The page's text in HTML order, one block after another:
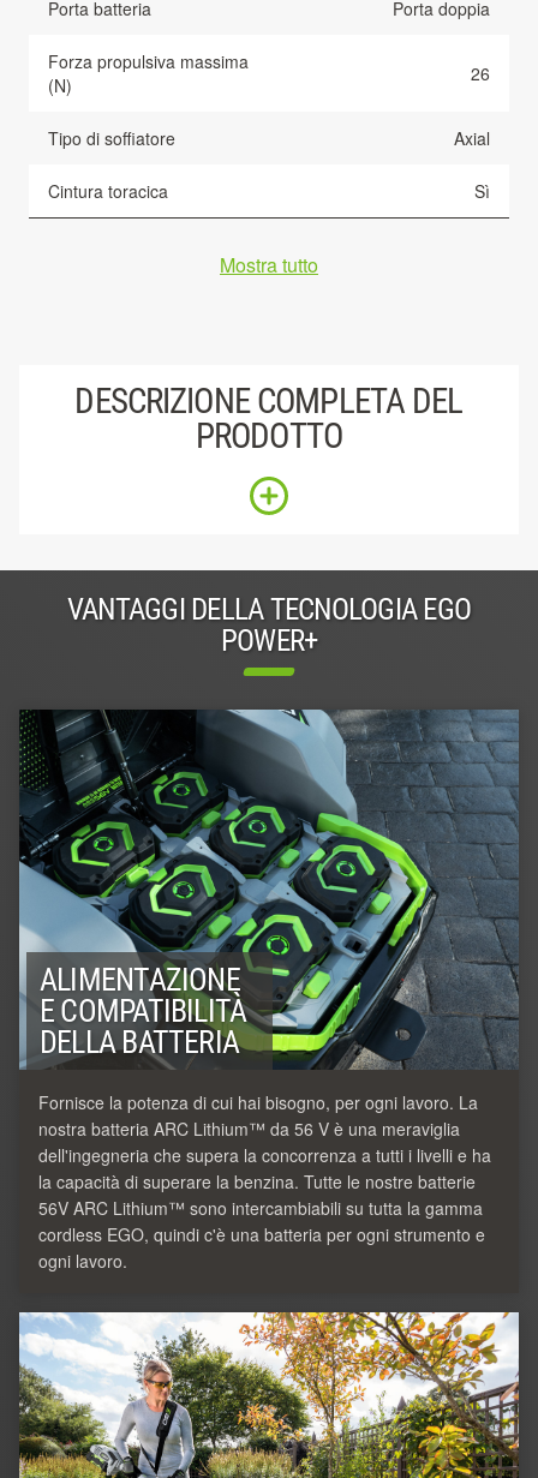
Porta batteria Porta doppia
Forza propulsiva massima
(N)
26
Tipo di soffiatore Axial
Cintura toracica Sì
Mostra tutto
DESCRIZIONE COMPLETA DEL
PRODOTTO
VANTAGGI DELLA TECNOLOGIA EGO
POWER+
ALIMENTAZIONE
E COMPATIBILITÀ
DELLA BATTERIA
Fornisce la potenza di cui hai bisogno, per ogni lavoro. La
nostra batteria ARC Lithium™ da 56 V è una meraviglia
dell'ingegneria che supera la concorrenza a tutti i livelli e ha
la capacità di superare la benzina. Tutte le nostre batterie
56V ARC Lithium™ sono intercambiabili su tutta la gamma
cordless EGO, quindi c'è una batteria per ogni strumento e
ogni lavoro.